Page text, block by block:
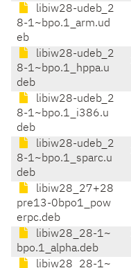
libiw28-udeb_2
8-1~bpo.1_arm.ud
eb
libiw28-udeb_2
8-1~bpo.1_hppa.u
deb
libiw28-udeb_2
8-1~bpo.1_i386.u
deb
libiw28-udeb_2
8-1~bpo.1_sparc.u
deb
libiw28_27+28
pre13-0bpo1_pow
erpc.deb
libiw28_28-1~
bpo.1_alpha.deb
libiw28_28-1~